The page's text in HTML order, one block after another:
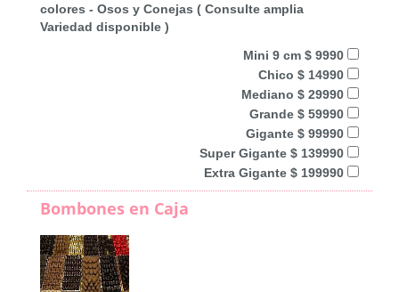
colores - Osos y Conejas ( Consulte amplia
Variedad disponible )
Mini 9 cm $ 9990
Chico $ 14990
Mediano $ 29990
Grande $ 59990
Gigante $ 99990
Super Gigante $ 139990
Extra Gigante $ 199990
Bombones en Caja